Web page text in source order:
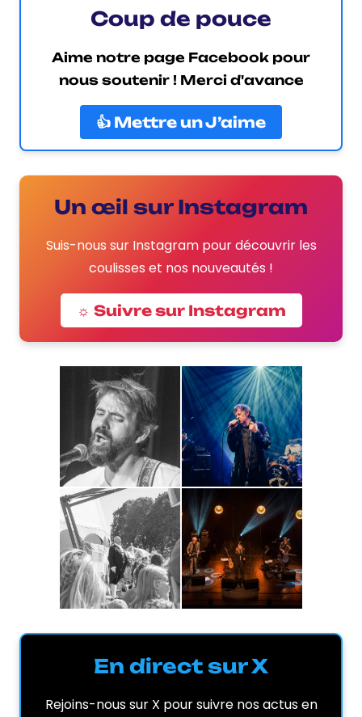
Coup de pouce
Aime notre page Facebook pour
nous soutenir ! Merci d'avance
👍 Mettre un J’aime
Un œil sur Instagram
Suis-nous sur Instagram pour découvrir les
coulisses et nos nouveautés !
☼ Suivre sur Instagram
En direct sur X
Rejoins-nous sur X pour suivre nos actus en